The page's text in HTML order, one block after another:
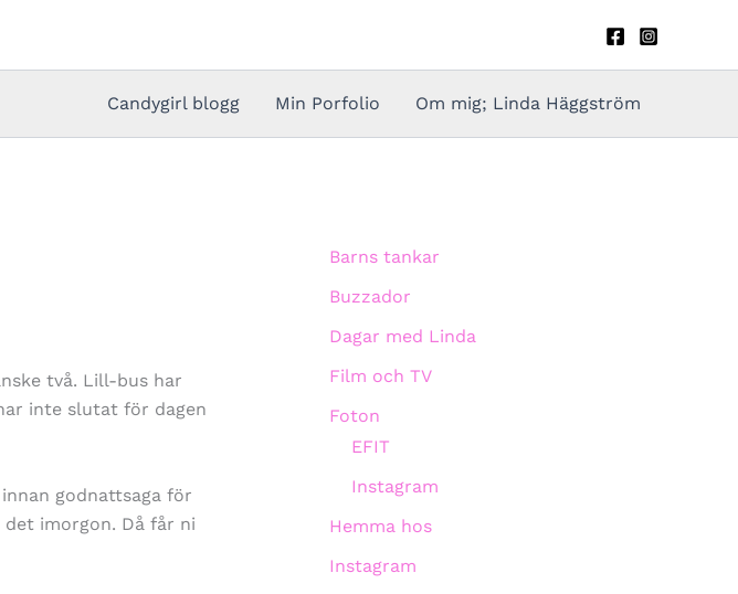
Candygirl blogg Min Porfolio Om mig; Linda Häggström
två. Lill-bus har
inte slutat för dagen
godnattsaga för
imorgon. Då får ni
Barns tankar
Buzzador
Dagar med Linda
Film och TV
Foton
EFIT
Instagram
Hemma hos
Instagram